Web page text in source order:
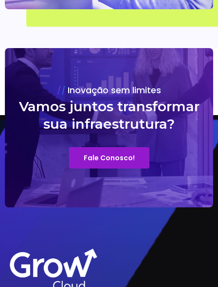
Inovação sem limites
Vamos juntos transformar
sua infraestrutura?
Fale Conosco!